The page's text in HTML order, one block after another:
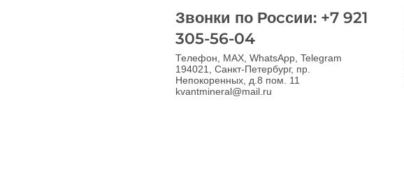
Звонки по Роcсии: +7 921
305-56-04
Телефон, MAX, WhatsApp, Telegram
194021, Санкт-Петербург, пр.
Непокоренных, д.8 пом. 11
kvantmineral@mail.ru